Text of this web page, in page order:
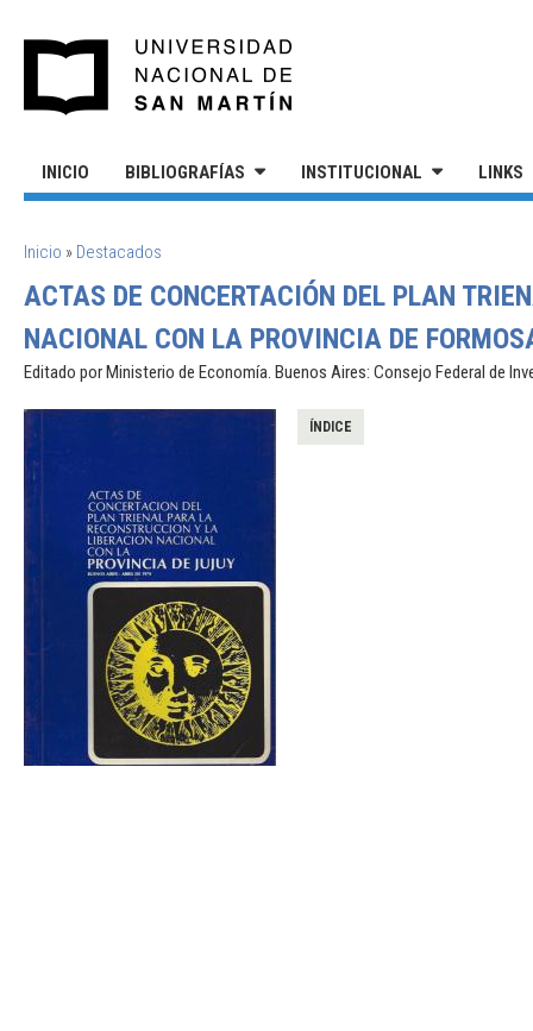
INICIO BIBLIOGRAFÍAS INSTITUCIONAL LINKS
SE ENCUENTRA USTED AQUÍ
Inicio » Destacados
ACTAS DE CONCERTACIÓN DEL PLAN
NACIONAL CON LA PROVINCIA DE
Editado por Ministerio de Economía. Buenos Aires: Consejo Federal de
ÍNDICE